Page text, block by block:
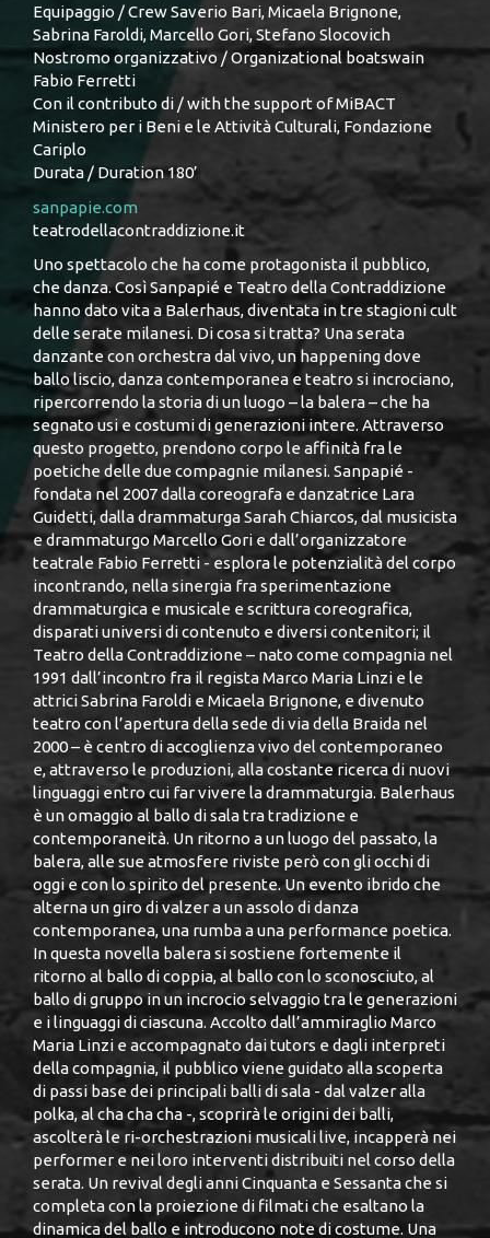
Equipaggio / Crew Saverio Bari, Micaela Brignone,
Sabrina Faroldi, Marcello Gori, Stefano Slocovich
Nostromo organizzativo / Organizational boatswain
Fabio Ferretti
Con il contributo di / with the support of MiBACT
Ministero per i Beni e le Attività Culturali, Fondazione
Cariplo
Durata / Duration 180’
sanpapie.com
teatrodellacontraddizione.it
Uno spettacolo che ha come protagonista il pubblico,
che danza. Così Sanpapié e Teatro della Contraddizione
hanno dato vita a Balerhaus, diventata in tre stagioni cult
delle serate milanesi. Di cosa si tratta? Una serata
danzante con orchestra dal vivo, un happening dove
ballo liscio, danza contemporanea e teatro si incrociano,
ripercorrendo la storia di un luogo – la balera – che ha
segnato usi e costumi di generazioni intere. Attraverso
questo progetto, prendono corpo le affinità fra le
poetiche delle due compagnie milanesi. Sanpapié -
fondata nel 2007 dalla coreografa e danzatrice Lara
Guidetti, dalla drammaturga Sarah Chiarcos, dal musicista
e drammaturgo Marcello Gori e dall’organizzatore
teatrale Fabio Ferretti - esplora le potenzialità del corpo
incontrando, nella sinergia fra sperimentazione
drammaturgica e musicale e scrittura coreografica,
disparati universi di contenuto e diversi contenitori; il
Teatro della Contraddizione – nato come compagnia nel
1991 dall’incontro fra il regista Marco Maria Linzi e le
attrici Sabrina Faroldi e Micaela Brignone, e divenuto
teatro con l’apertura della sede di via della Braida nel
2000 – è centro di accoglienza vivo del contemporaneo
e, attraverso le produzioni, alla costante ricerca di nuovi
linguaggi entro cui far vivere la drammaturgia. Balerhaus
è un omaggio al ballo di sala tra tradizione e
contemporaneità. Un ritorno a un luogo del passato, la
balera, alle sue atmosfere riviste però con gli occhi di
oggi e con lo spirito del presente. Un evento ibrido che
alterna un giro di valzer a un assolo di danza
contemporanea, una rumba a una performance poetica.
In questa novella balera si sostiene fortemente il
ritorno al ballo di coppia, al ballo con lo sconosciuto, al
ballo di gruppo in un incrocio selvaggio tra le generazioni
e i linguaggi di ciascuna. Accolto dall’ammiraglio Marco
Maria Linzi e accompagnato dai tutors e dagli interpreti
della compagnia, il pubblico viene guidato alla scoperta
di passi base dei principali balli di sala - dal valzer alla
polka, al cha cha cha -, scoprirà le origini dei balli,
ascolterà le ri-orchestrazioni musicali live, incapperà nei
performer e nei loro interventi distribuiti nel corso della
serata. Un revival degli anni Cinquanta e Sessanta che si
completa con la proiezione di filmati che esaltano la
dinamica del ballo e introducono note di costume. Una